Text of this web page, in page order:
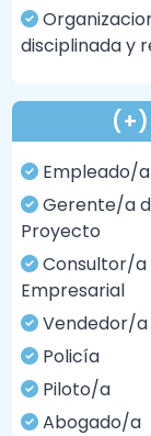
disciplinada y
(+)
Empleado/
Gerente/a
Proyecto
Consultor/a
Empresarial
Vendedor/a
Policía
Piloto/a
Abogado/a